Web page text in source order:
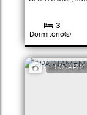
3
Dormitório(s)
1
1160